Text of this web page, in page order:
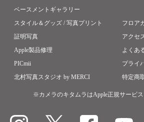
ベースメントギャラリー
スタイル＆グッズ / 写真プリント
証明写真
Apple製品修理
PICmii
北村写真スタジオ by MERCI
フロア
アクセ
よくあ
プライ
特定商
※カメラのキタムラはApple正規サービス